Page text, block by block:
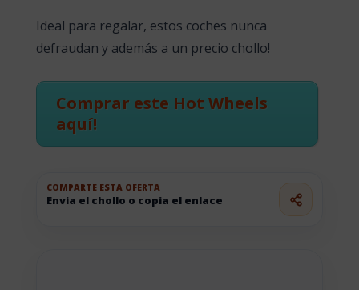
Ideal para regalar, estos coches nunca
defraudan y además a un precio chollo!
Comprar este Hot Wheels
aquí!
COMPARTE ESTA OFERTA
Envia el chollo o copia el enlace